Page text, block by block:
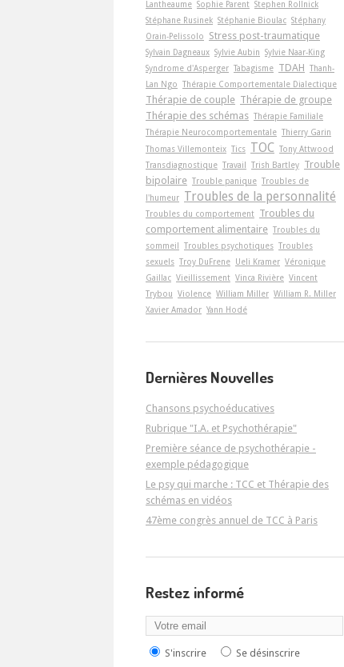
Lantheaume Sophie Parent Stephen Rollnick
Stéphane Rusinek Stéphanie Bioulac Stéphany
Orain-Pelissolo
Stress post-traumatique
Sylvain Dagneaux Sylvie Aubin Sylvie Naar-King
Syndrome d'Asperger Tabagisme TDAH Thanh-
Lan Ngo Thérapie Comportementale Dialectique
Thérapie de couple Thérapie de groupe
Thérapie des schémas Thérapie Familiale
Thérapie Neurocomportementale Thierry Garin
Thomas Villemonteix Tics TOC Tony Attwood
Transdiagnostique Travail Trish Bartley Trouble
bipolaire Trouble panique Troubles de
l'humeur Troubles de la personnalité
Troubles du comportement Troubles du
comportement alimentaire Troubles du
sommeil Troubles psychotiques Troubles
sexuels Troy DuFrene Ueli Kramer Véronique
Gaillac Vieillissement Vinca Rivière Vincent
Trybou Violence William Miller William R. Miller
Xavier Amador Yann Hodé
Dernières Nouvelles
Chansons psychoéducatives
Rubrique "I.A. et Psychothérapie"
Première séance de psychothérapie -
exemple pédagogique
Le psy qui marche : TCC et Thérapie des
schémas en vidéos
47ème congrès annuel de TCC à Paris
Restez informé
S'inscrire Se désinscrire